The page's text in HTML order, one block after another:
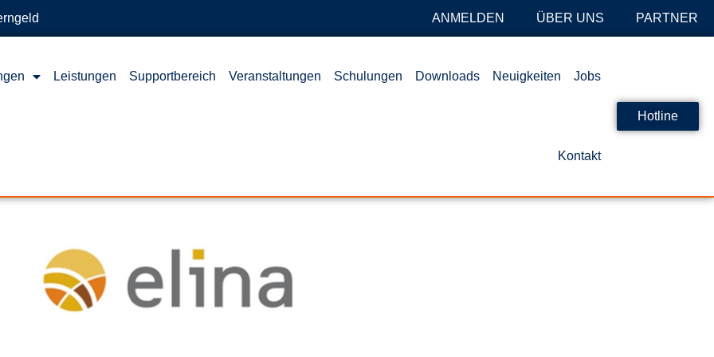
ANMELDEN ÜBER UNS PARTNER
Leistungen Supportbereich Veranstaltungen Schulungen Downloads Neuigkeiten Jobs
Kontakt
Hotline